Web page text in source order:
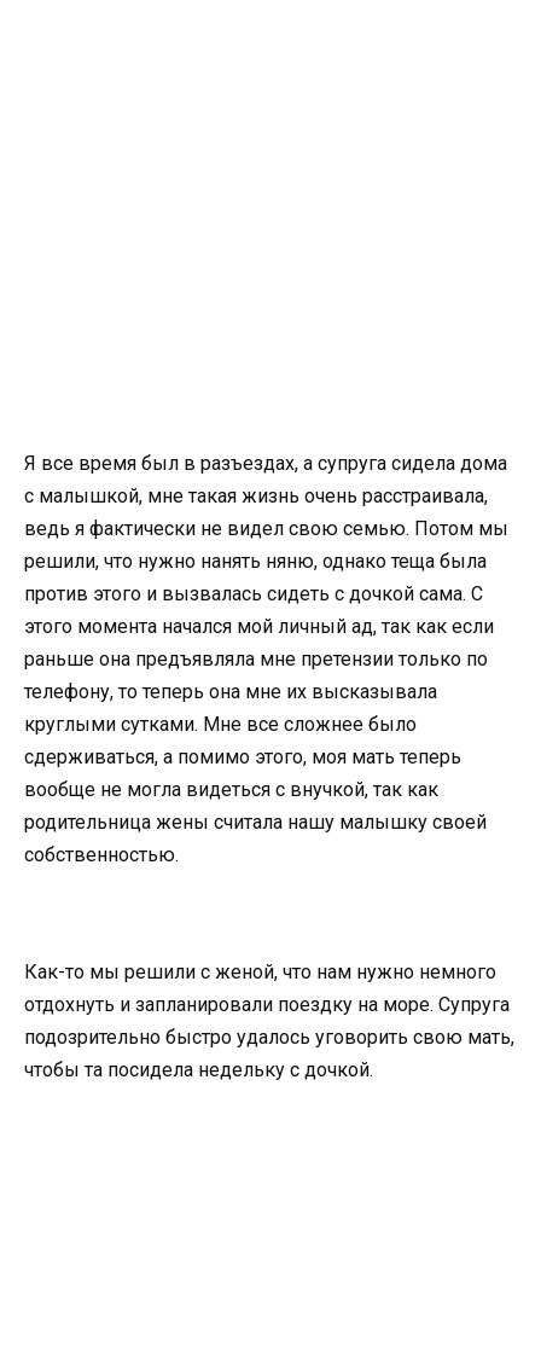
Я все время был в разъездах, а супруга сидела дома
с малышкой, мне такая жизнь очень расстраивала,
ведь я фактически не видел свою семью. Потом мы
решили, что нужно нанять няню, однако теща была
против этого и вызвалась сидеть с дочкой сама. С
этого момента начался мой личный ад, так как если
раньше она предъявляла мне претензии только по
телефону, то теперь она мне их высказывала
круглыми сутками. Мне все сложнее было
сдерживаться, а помимо этого, моя мать теперь
вообще не могла видеться с внучкой, так как
родительница жены считала нашу малышку своей
собственностью.
Как-то мы решили с женой, что нам нужно немного
отдохнуть и запланировали поездку на море. Супруга
подозрительно быстро удалось уговорить свою мать,
чтобы та посидела недельку с дочкой.